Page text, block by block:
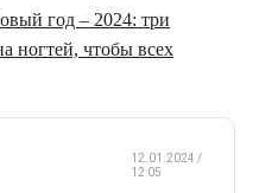
год – 2024: три
ногтей, чтобы всех
12.01.2024 /
12:05